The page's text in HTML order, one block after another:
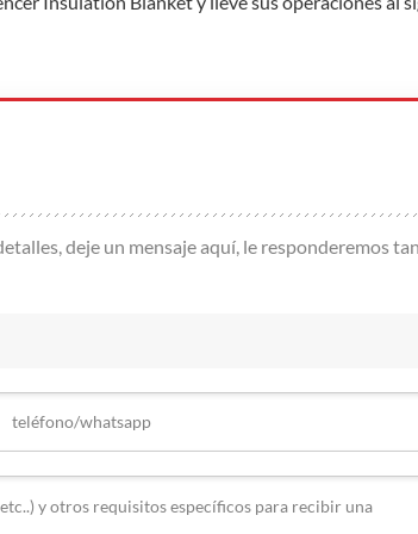
deje un mensaje aquí, le responderemos tan